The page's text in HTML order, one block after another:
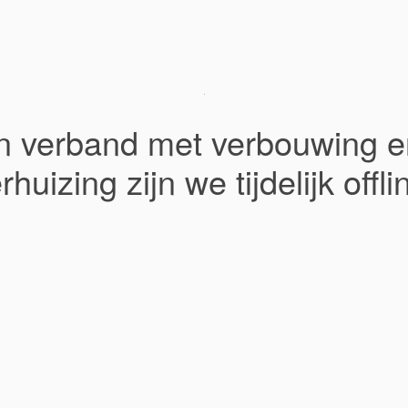
verband met verbouwing
zijn we tijdelijk